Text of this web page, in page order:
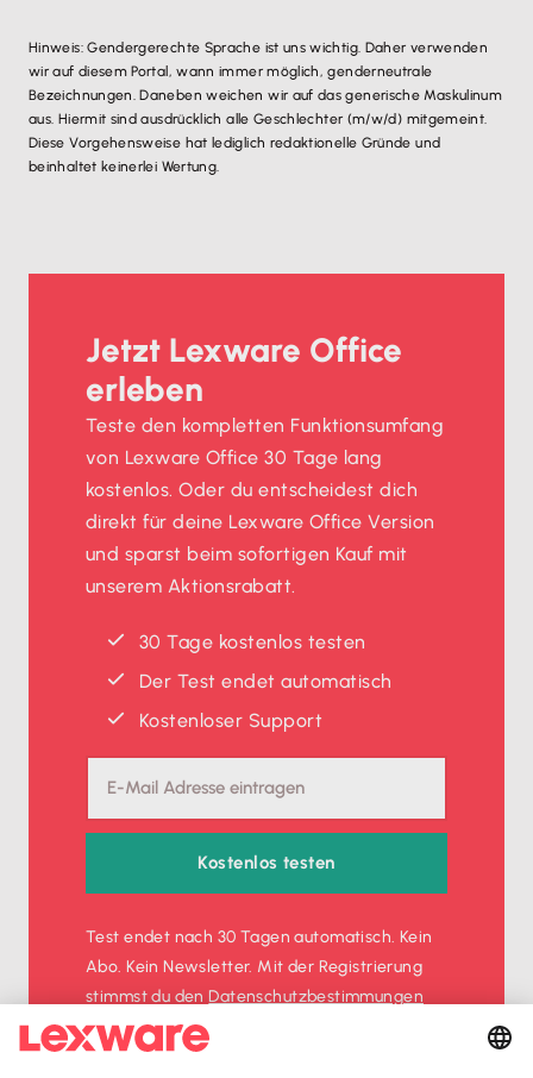
Hinweis: Gendergerechte Sprache ist uns wichtig. Daher verwenden
wir auf diesem Portal, wann immer möglich, genderneutrale
Bezeichnungen. Daneben weichen wir auf das generische Maskulinum
aus. Hiermit sind ausdrücklich alle Geschlechter (m/w/d) mitgemeint.
Diese Vorgehensweise hat lediglich redaktionelle Gründe und
beinhaltet keinerlei Wertung.
Jetzt Lexware Office
erleben
Teste den kompletten Funktionsumfang
von Lexware Office 30 Tage lang
kostenlos. Oder du entscheidest dich
direkt für deine Lexware Office Version
und sparst beim sofortigen Kauf mit
unserem Aktionsrabatt.
30 Tage kostenlos testen
Der Test endet automatisch
Kostenloser Support
Kostenlos testen
Test endet nach 30 Tagen automatisch. Kein
Abo. Kein Newsletter. Mit der Registrierung
stimmst du denDatenschutz­bestimmungen
und denAGBzu.